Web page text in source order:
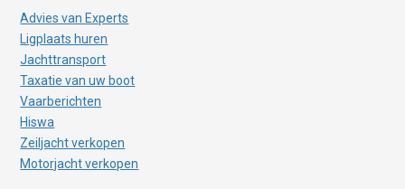
Advies van Experts
Ligplaats huren
Jachttransport
Taxatie van uw boot
Vaarberichten
Hiswa
Zeiljacht verkopen
Motorjacht verkopen